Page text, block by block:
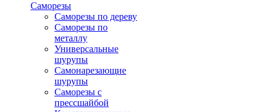
Саморезы
Саморезы по дереву
Саморезы по
металлу
Универсальные
шурупы
Самонарезающие
шурупы
Саморезы с
прессшайбой